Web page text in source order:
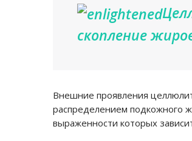
скопление
Внешние проявления
распределением подкожного
выраженности которых